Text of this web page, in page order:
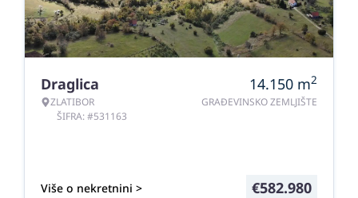
Draglica
ZLATIBOR
ŠIFRA: #531163
14.150 m2
GRAĐEVINSKO ZEMLJIŠTE
Više o nekretnini > €582.980